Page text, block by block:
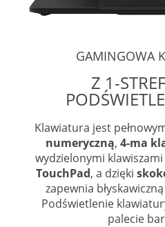
GAMINGOWA
Z 1-
Klawiatura jest
numeryczną, 4-ma
wydzielonymi klawiszami
TouchPad, a dzięki
zapewnia
Podświetlenie
palecie